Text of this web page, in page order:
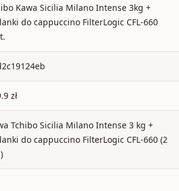
Kawa Sicilia Milano Intense 3kg +
do cappuccino FilterLogic CFL-660
zł
Tchibo Sicilia Milano Intense 3 kg +
do cappuccino FilterLogic CFL-660 (2